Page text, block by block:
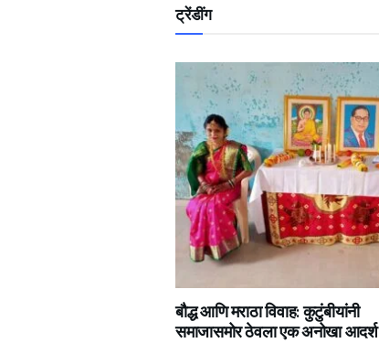
ट्रेंडींग
बौद्ध आणि मराठा विवाह: कुटुंबीयांनी
समाजासमोर ठेवला एक अनोखा आदर्श